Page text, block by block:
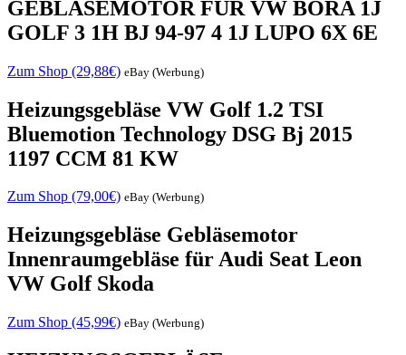
GEBLÄSEMOTOR FÜR VW BORA 1J
GOLF 3 1H BJ 94-97 4 1J LUPO 6X 6E
Zum Shop (29,88€) eBay (Werbung)
Heizungsgebläse VW Golf 1.2 TSI
Bluemotion Technology DSG Bj 2015
1197 CCM 81 KW
Zum Shop (79,00€) eBay (Werbung)
Heizungsgebläse Gebläsemotor
Innenraumgebläse für Audi Seat Leon
VW Golf Skoda
Zum Shop (45,99€) eBay (Werbung)